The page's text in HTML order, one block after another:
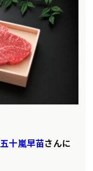
五十嵐早苗さんに